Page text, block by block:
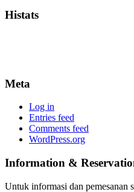
Histats
Meta
Log in
Entries feed
Comments feed
WordPress.org
Information &
Untuk informasi dan pemesanan